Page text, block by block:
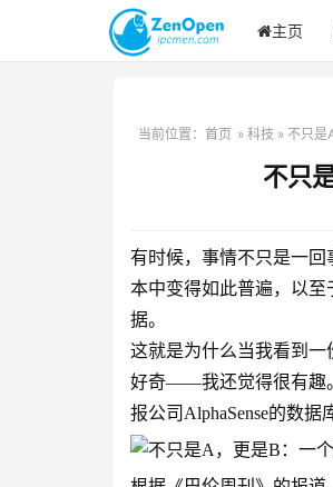
主页
当前位置： 首页 » 科技 » 不只是
不只
有时候，事情不只是一
本中变得如此普遍，以
据。
这就是为什么当我看到一
好奇——我还觉得很有趣
报公司AlphaSense的数